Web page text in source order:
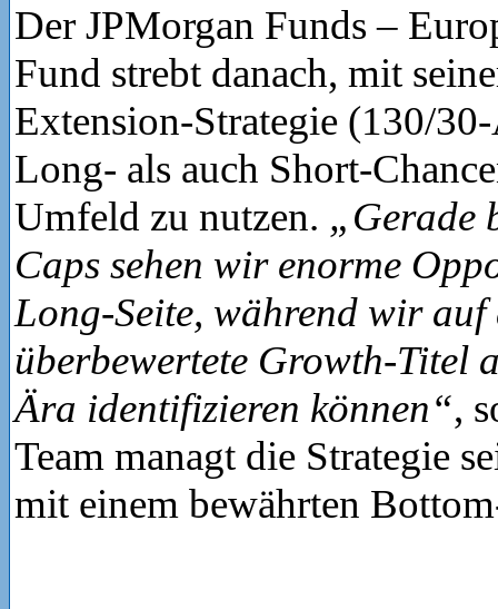
Der JPMorgan Funds –
Fund strebt danach, mit
Extension-Strategie (130/
Long- als auch Short-
Umfeld zu nutzen. „Gerade
Caps sehen wir enorme
Long-Seite, während wir auf
überbewertete Growth-Titel
Ära identifizieren können“,
Team managt die Strategie
mit einem bewährten